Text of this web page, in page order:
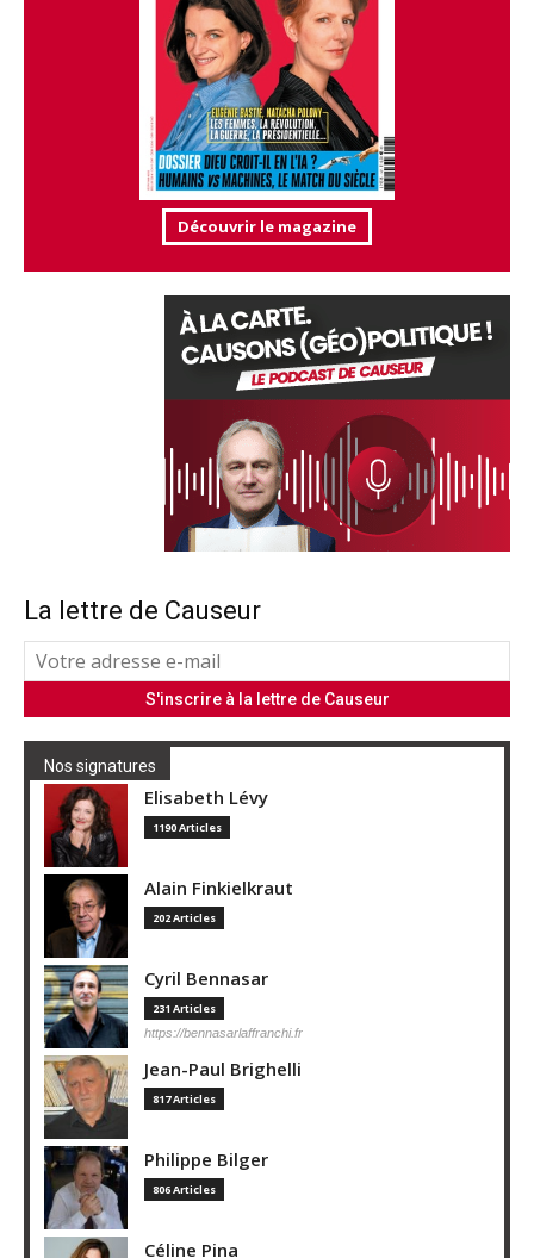
Découvrir le magazine
La lettre de Causeur
Nos signatures
Elisabeth Lévy
1190 Articles
Alain Finkielkraut
202 Articles
Cyril Bennasar
231 Articles
https://bennasarlaffranchi.fr
Jean-Paul Brighelli
817 Articles
Philippe Bilger
806 Articles
Céline Pina